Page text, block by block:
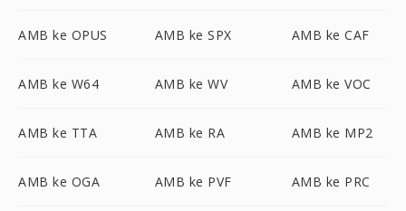
AMB ke OPUS AMB ke SPX AMB ke CAF
AMB ke W64 AMB ke WV AMB ke VOC
AMB ke TTA AMB ke RA AMB ke MP2
AMB ke OGA AMB ke PVF AMB ke PRC